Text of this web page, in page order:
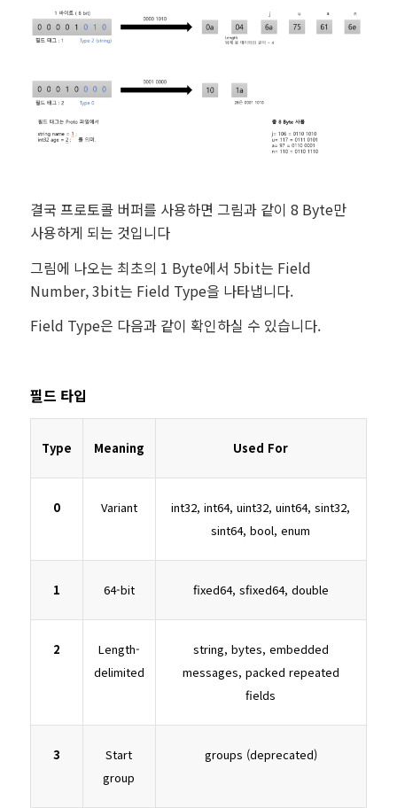
결국 프로토콜 버퍼를 사용하면 그림과 같이 8 Byte만
사용하게 되는 것입니다
그림에 나오는 최초의 1 Byte에서 5bit는 Field
Number, 3bit는 Field Type을 나타냅니다.
Field Type은 다음과 같이 확인하실 수 있습니다.
필드 타입
Type Meaning Used For
0 Variant
int32, int64, uint32, uint64, sint32,
sint64, bool, enum
1 64-bit fixed64, sfixed64, double
2
Length-
delimited
string, bytes, embedded
messages, packed repeated
fields
3
Start
group
groups (deprecated)